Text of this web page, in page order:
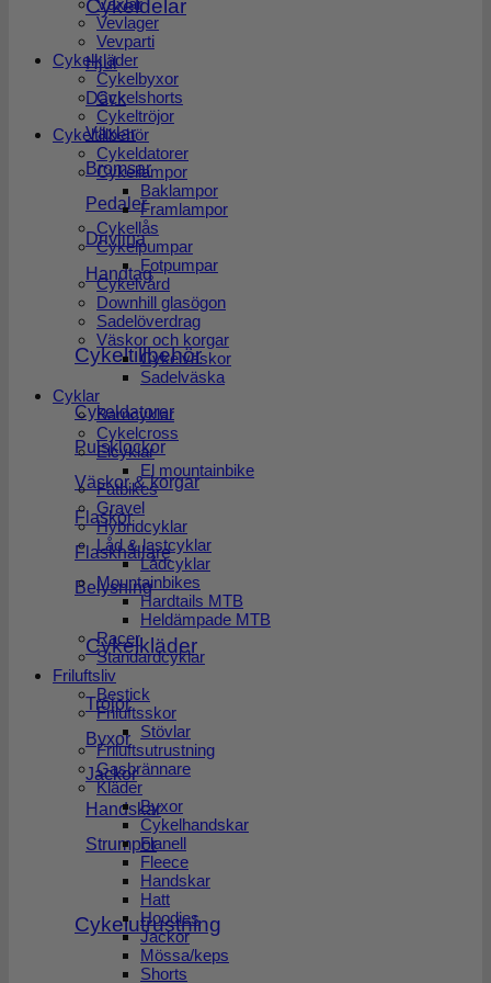
Cykeldelar
Hjul
Däck
Växlar
Bromsar
Pedaler
Drivlina
Handtag
Cykeltillbehör
Cykeldatorer
Pulsklockor
Väskor & korgar
Flaskor
Flaskhållare
Belysning
Cykelkläder
Tröjor
Byxor
Jackor
Handskar
Strumpor
Cykelutrustning
Växlar
Vevlager
Vevparti
Cykelkläder
Cykelbyxor
Cykelshorts
Cykeltröjor
Cykeltillbehör
Cykeldatorer
Cykellampor
Baklampor
Framlampor
Cykellås
Cykelpumpar
Fotpumpar
Cykelvård
Downhill glasögon
Sadelöverdrag
Väskor och korgar
Cykelväskor
Sadelväska
Cyklar
Barncyklar
Cykelcross
Elcyklar
El mountainbike
Fatbikes
Gravel
Hybridcyklar
Låd & lastcyklar
Lådcyklar
Mountainbikes
Hardtails MTB
Heldämpade MTB
Racer
Standardcyklar
Friluftsliv
Bestick
Friluftsskor
Stövlar
Friluftsutrustning
Gasbrännare
Kläder
Byxor
Cykelhandskar
Flanell
Fleece
Handskar
Hatt
Hoodies
Jackor
Mössa/keps
Shorts